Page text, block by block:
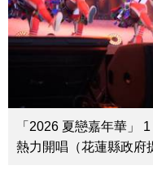
「2026 夏戀嘉年華」
熱力開唱（花蓮縣政府